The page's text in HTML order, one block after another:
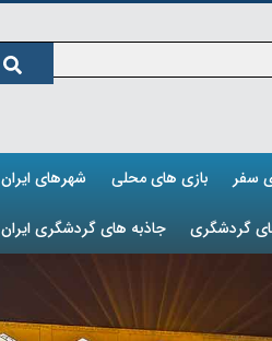
سفر بازی های محلی شهرهای ایران
گردشگری جاذبه های گردشگری ایران